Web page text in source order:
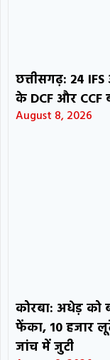
छत्तीसगढ़: 24
के DCF और
August 8, 2026
कोरबा: अधेड़ को
फेंका, 10 हजार
जांच में जुटी